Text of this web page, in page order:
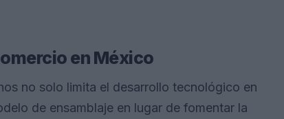
en México
no solo limita el desarrollo tecnológico en
de ensamblaje en lugar de fomentar la